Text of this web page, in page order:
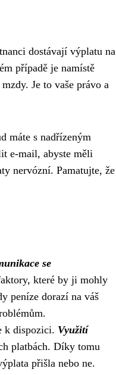
dostávají výplatu na
případě je namístě
Je to vaše právo a
máte s nadřízeným
e-mail, abyste měli
nervózní. Pamatujte, že
se
které by ji mohly
peníze dorazí na váš
k dispozici. Využití
platbách. Díky tomu
přišla nebo ne.